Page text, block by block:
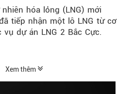
hóa lỏng (LNG) mới
tiếp nhận một lô LNG từ cơ
dự án LNG 2 Bắc Cực.
Xem thêm